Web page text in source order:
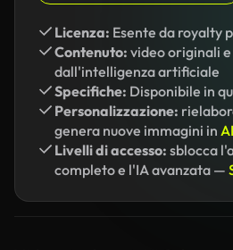
Licenza: Esente da royalty
Contenuto: video originali
dall'intelligenza artificiale
Specifiche: Disponibile in
Personalizzazione:
genera nuove immagini in
Livelli di accesso: sblocca
completo e l'IA avanzata —